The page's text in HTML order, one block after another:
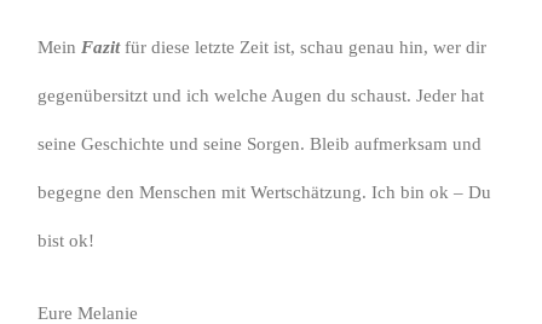
Mein Fazitfür diese letzte Zeit ist, schau genau hin, wer dir
gegenübersitzt und ich welche Augen du schaust. Jeder hat
seine Geschichte und seine Sorgen. Bleib aufmerksam und
begegne den Menschen mit Wertschätzung. Ich bin ok – Du
bist ok!
Eure Melanie